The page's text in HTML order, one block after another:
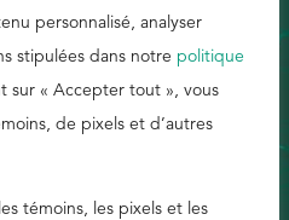
personnalisé, analyser
stipulées dans notre politique
sur « Accepter tout », vous
de pixels et d’autres
témoins, les pixels et les